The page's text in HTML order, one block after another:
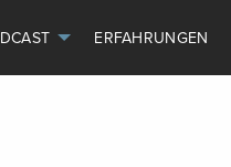
ERFAHRUNGEN